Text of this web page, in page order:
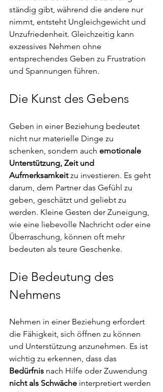
ständig gibt, während die andere nur
nimmt, entsteht Ungleichgewicht und
Unzufriedenheit. Gleichzeitig kann
exzessives Nehmen ohne
entsprechendes Geben zu Frustration
und Spannungen führen.
Die Kunst des Gebens
Geben in einer Beziehung bedeutet
nicht nur materielle Dinge zu
schenken, sondern auch emotionale
Unterstützung, Zeit und
Aufmerksamkeit zu investieren. Es geht
darum, dem Partner das Gefühl zu
geben, geschätzt und geliebt zu
werden. Kleine Gesten der Zuneigung,
wie eine liebevolle Nachricht oder eine
Überraschung, können oft mehr
bedeuten als teure Geschenke.
Die Bedeutung des
Nehmens
Nehmen in einer Beziehung erfordert
die Fähigkeit, sich öffnen zu können
und Unterstützung anzunehmen. Es ist
wichtig zu erkennen, dass das
Bedürfnis nach Hilfe oder Zuwendung
nicht als Schwäche interpretiert werden